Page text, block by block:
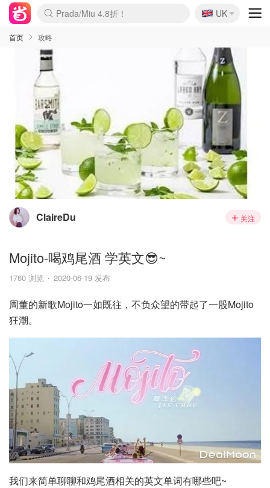
Prada/Miu 4.8折！
🇬🇧
UK
首页 攻略
ClaireDu 关注
Mojito-喝鸡尾酒 学英文😎~
1760 浏览 2020-06-19 发布
周董的新歌Mojito一如既往，不负众望的带起了一股Mojito
狂潮。
我们来简单聊聊和鸡尾酒相关的英文单词有哪些吧~